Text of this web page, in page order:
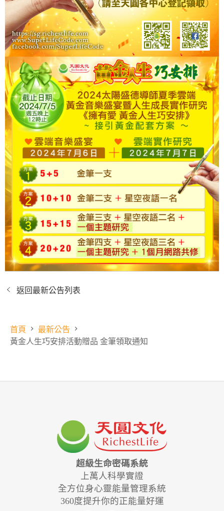
返回最新公告列表
首頁
最新公告
黃金人生巧安排活動贈品 金筆領取通知
超級生命密碼系統
上萬人科學實證
全方位身心靈能量管理系統
360度提升你的正能量好運